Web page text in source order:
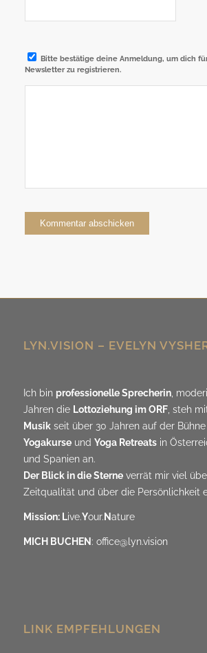
Bitte bestätige deine Anmeldung, um dich
Newsletter zu registrieren.
LYN.VISION – EVELYN
Ich bin professionelle Sprecherin,
Jahren die Lottoziehung im ORF, steh
Musikseit über 30 Jahren auf der
Yogakurseund Yoga Retreatsin
und Spanien an.
Der Blick in die Sterneverrät mir viel
Zeitqualität und über die Persönlichkeit
Mission: Live.Your. Nature
MICH BUCHEN : office@lyn.vision
LINK EMPFEHLUNGEN